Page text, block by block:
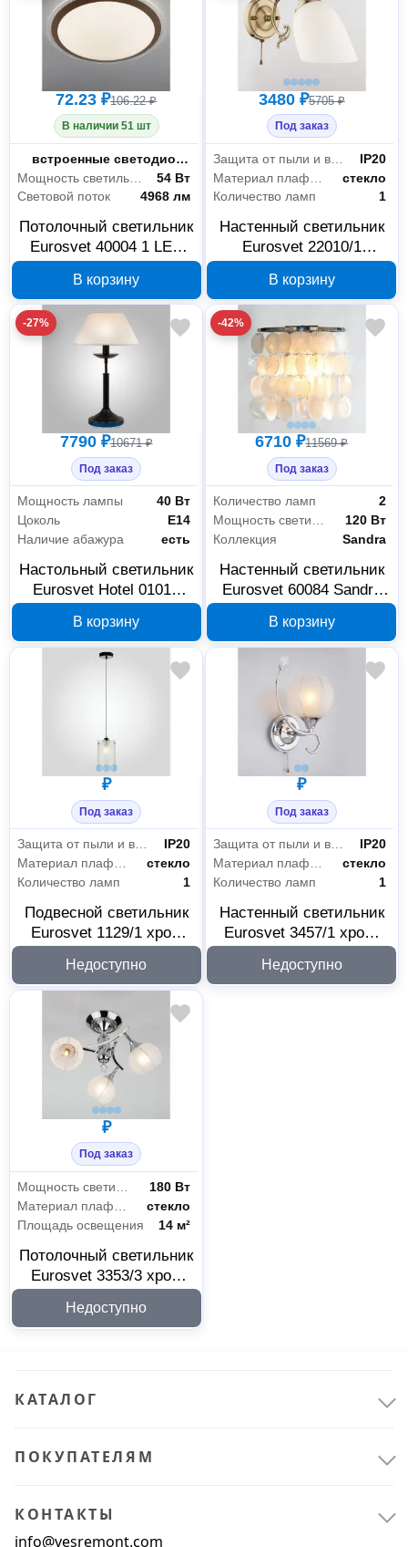
Электрика и свет
72.23 ₽106.22 ₽
В наличии 51 шт
Цоколь
встроенные светодиоды(LED)
54 Вт
Световой поток
4968 лм
Потолочный светильник
Eurosvet 40004 1 LED
В корзину
3480 ₽5705 ₽
Под заказ
Защита от пыли и влаги
IP20
стекло
Количество ламп
1
Настенный светильник
Eurosvet 22010/1
00000055442
В корзину
-27%
7790 ₽10671 ₽
Под заказ
Мощность лампы
40 Вт
Цоколь
E14
Наличие абажура
есть
Настольный светильник
Eurosvet Hotel 01010
В корзину
-42%
6710 ₽11569 ₽
Под заказ
Количество ламп
2
Мощность светильника
120 Вт
Коллекция
Sandra
Настенный светильник
Eurosvet 60084 Sandra
В корзину
₽
Под заказ
Защита от пыли и влаги
IP20
стекло
Количество ламп
1
Подвесной светильник
Eurosvet 1129/1 хром
Недоступно
₽
Под заказ
Защита от пыли и влаги
IP20
стекло
Количество ламп
1
Настенный светильник
Eurosvet 3457/1 хром,
Недоступно
₽
Под заказ
180 Вт
стекло
Площадь освещения
14 м²
Потолочный светильник
Eurosvet 3353/3 хром
Недоступно
КАТАЛОГ
ПОКУПАТЕЛЯМ
КОНТАКТЫ
info@vesremont.com